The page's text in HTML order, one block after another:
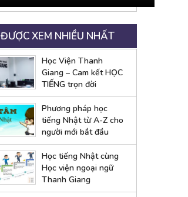
ĐƯỢC XEM NHIỀU NHẤT
Học Viện Thanh
Giang – Cam kết HỌC
TIẾNG trọn đời
Phương pháp học
tiếng Nhật từ A-Z cho
người mới bắt đầu
Học tiếng Nhật cùng
Học viện ngoại ngữ
Thanh Giang